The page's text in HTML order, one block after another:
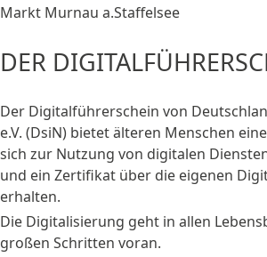
Markt Murnau a.Staffelsee
DER
Der Digitalführerschein von
e.V. (DsiN) bietet älteren Menschen
sich zur Nutzung von digitalen
und ein Zertifikat über die eigenen
erhalten.
Die Digitalisierung geht in allen
großen Schritten voran.